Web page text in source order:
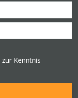
zur Kenntnis